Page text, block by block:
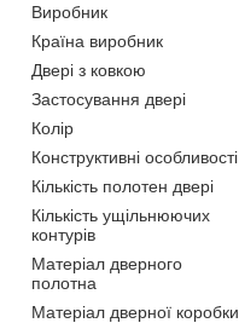
Виробник
Країна виробник
Двері з ковкою
Застосування двері
Колір
Конструктивні особливості
Кількість полотен двері
Кількість ущільнюючих
контурів
Матеріал дверного
полотна
Матеріал дверної коробки